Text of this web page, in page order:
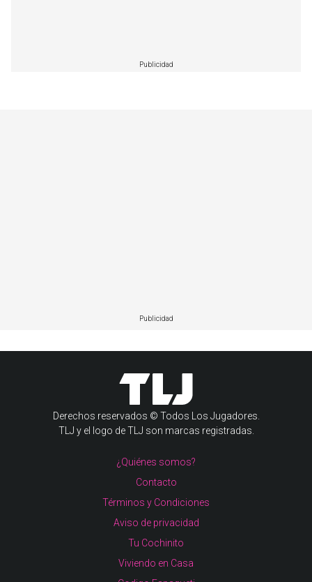
Publicidad
Publicidad
Derechos reservados © Todos Los Jugadores.
TLJ y el logo de TLJ son marcas registradas.
¿Quiénes somos?
Contacto
Términos y Condiciones
Aviso de privacidad
Tu Cochinito
Viviendo en Casa